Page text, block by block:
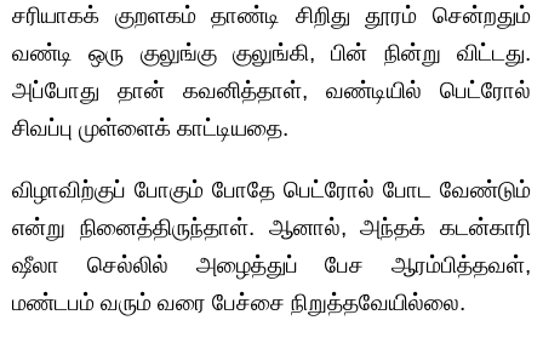
சரியாகக் குறளகம் தாண்டி சிறிது தூரம் சென்றதும்
வண்டி ஒரு குலுங்கு குலுங்கி, பின் நின்று விட்டது.
அப்போது தான் கவனித்தாள், வண்டியில் பெட்ரோல்
சிவப்பு முள்ளைக் காட்டியதை.
விழாவிற்குப் போகும் போதே பெட்ரோல் போட வேண்டும்
என்று நினைத்திருந்தாள். ஆனால், அந்தக் கடன்காரி
ஷீலா செல்லில் அழைத்துப் பேச ஆரம்பித்தவள்,
மண்டபம் வரும் வரை பேச்சை நிறுத்தவேயில்லை.